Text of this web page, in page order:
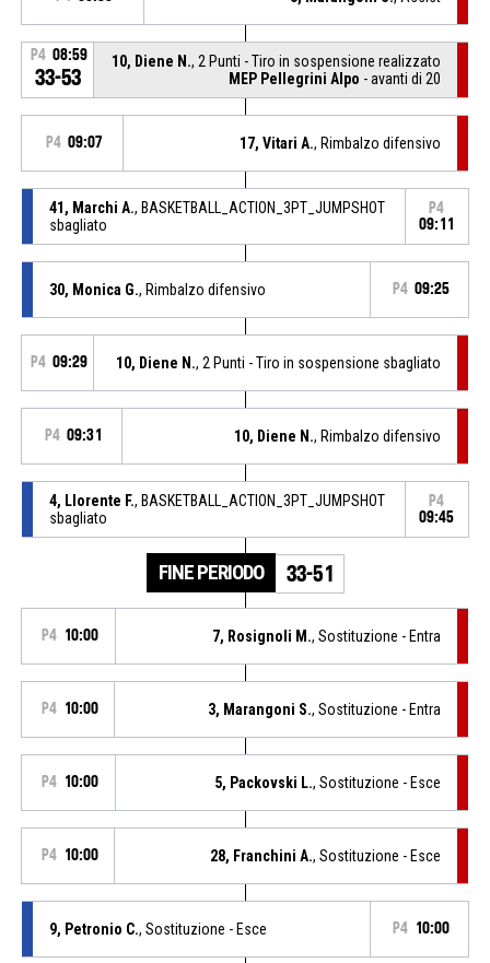
P4 08:59
33-53
10, Diene N., 2 Punti - Tiro in sospensione realizzato
MEP Pellegrini Alpo - avanti di 20
P4 09:07 17, Vitari A., Rimbalzo difensivo
41, Marchi A., BASKETBALL_ACTION_3PT_JUMPSHOT
sbagliato
P4
09:11
30, Monica G., Rimbalzo difensivo P4 09:25
P4 09:29 10, Diene N., 2 Punti - Tiro in sospensione sbagliato
P4 09:31 10, Diene N., Rimbalzo difensivo
4, Llorente F., BASKETBALL_ACTION_3PT_JUMPSHOT
sbagliato
P4
09:45
FINE PERIODO 33-51
P4 10:00 7, Rosignoli M., Sostituzione - Entra
P4 10:00 3, Marangoni S., Sostituzione - Entra
P4 10:00 5, Packovski L., Sostituzione - Esce
P4 10:00 28, Franchini A., Sostituzione - Esce
9, Petronio C., Sostituzione - Esce P4 10:00